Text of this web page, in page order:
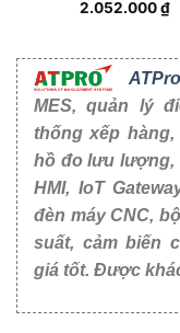
2.052.000₫
ATPro
MES, quản lý
thống xếp
hồ đo lưu lượng,
HMI, IoT
đèn máy CNC,
suất, cảm biến
giá tốt. Được